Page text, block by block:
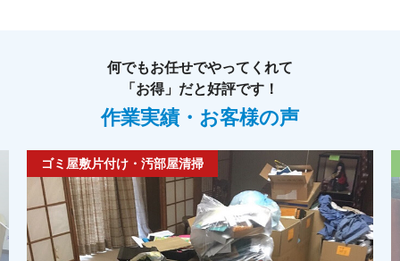
何でもお任せでやってくれて
「お得」だと好評です！
作業実績・お客様の声
ゴミ屋敷片付け・汚部屋清掃